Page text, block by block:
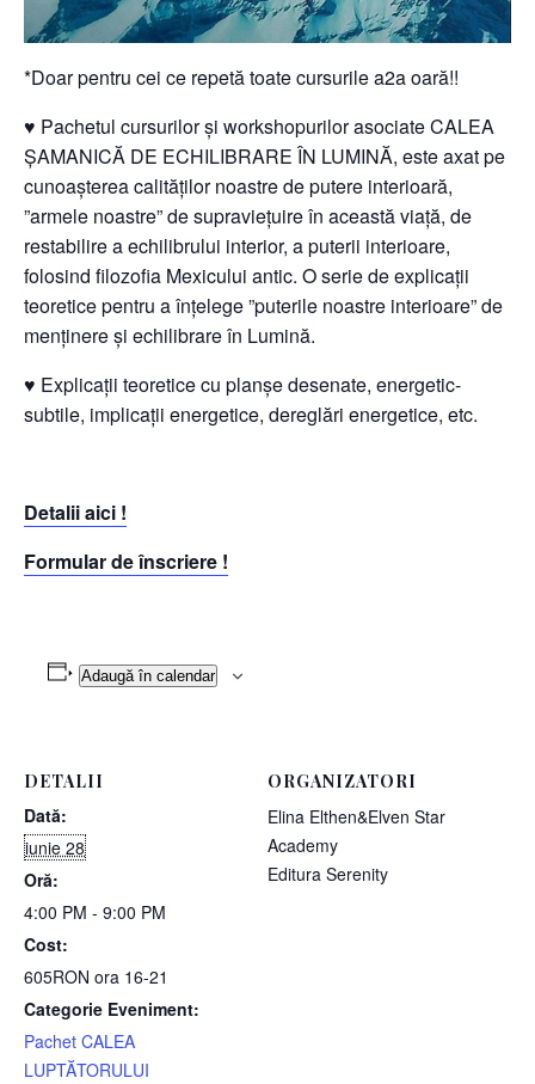
*Doar pentru cei ce repetă toate cursurile a2a oară!!
♥ Pachetul cursurilor și workshopurilor asociate CALEA
ȘAMANICĂ DE ECHILIBRARE ÎN LUMINĂ, este axat pe
cunoașterea calităților noastre de putere interioară,
”armele noastre” de supraviețuire în această viață, de
restabilire a echilibrului interior, a puterii interioare,
folosind filozofia Mexicului antic. O serie de explicații
teoretice pentru a înțelege ”puterile noastre interioare” de
menținere și echilibrare în Lumină.
♥ Explicații teoretice cu planșe desenate, energetic-
subtile, implicații energetice, dereglări energetice, etc.
Detalii aici !
Formular de înscriere !
Adaugă în calendar
DETALII
Dată:
iunie 28
Oră:
4:00 PM - 9:00 PM
Cost:
605RON ora 16-21
Categorie Eveniment:
Pachet CALEA
LUPTĂTORULUI
ORGANIZATORI
Elina Elthen&Elven Star
Academy
Editura Serenity